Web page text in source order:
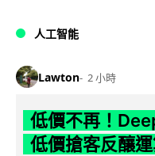
人工智能
Lawton 2 小時
低價不再！
低價搶客反釀